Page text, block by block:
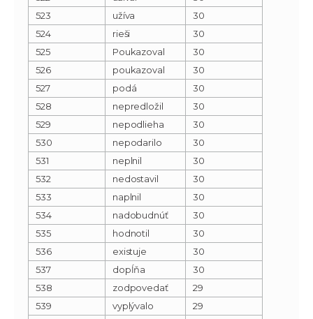
523
užíva
30
524
rieši
30
525
Poukazoval
30
526
poukazoval
30
527
podá
30
528
nepredložil
30
529
nepodlieha
30
530
nepodarilo
30
531
neplnil
30
532
nedostavil
30
533
naplnil
30
534
nadobudnúť
30
535
hodnotil
30
536
existuje
30
537
dopĺňa
30
538
zodpovedať
29
539
vyplývalo
29